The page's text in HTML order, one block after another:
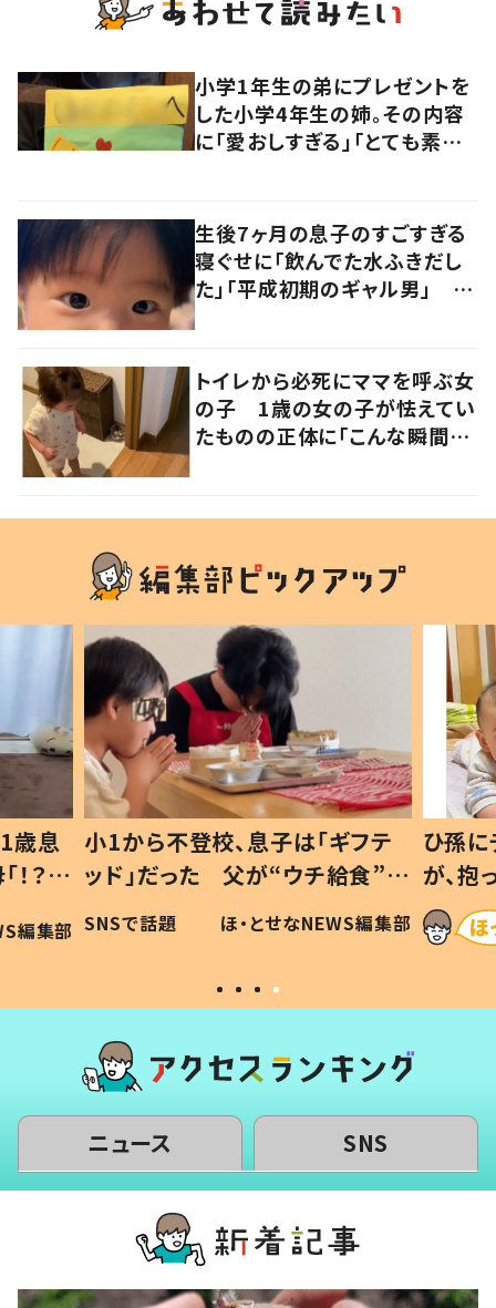
小学1年生の弟にプレゼントを
した小学4年生の姉。その内容
に「愛おしすぎる」「とても素敵
生後7ヶ月の息子のすごすぎる
寝ぐせに「飲んでた水ふきだし
た」「平成初期のギャル男」 実
トイレから必死にママを呼ぶ女
の子 1歳の女の子が怯えてい
たものの正体に「こんな瞬間
歳息
？」
編集部
小1から不登校、息子は「ギフテ
ッド」だった 父が“ウチ給食”を
作り続ける理由とは #令和の親
#令和の子
SNSで話題 ほ・とせなNEWS編集部
ひ孫
が、
「涙が
い」
ニュース SNS